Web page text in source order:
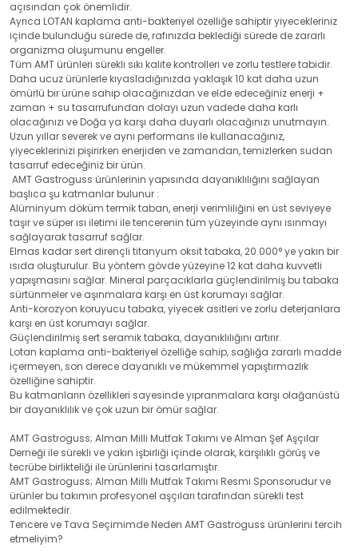
açısından çok önemlidir.
Ayrıca LOTAN kaplama anti-bakteriyel özelliğe sahiptir yiyecekleriniz
içinde bulunduğu sürede de, rafınızda beklediği sürede de zararlı
organizma oluşumunu engeller.
Tüm AMT ürünleri sürekli sıkı kalite kontrolleri ve zorlu testlere tabidir.
Daha ucuz ürünlerle kıyasladığınızda yaklaşık 10 kat daha uzun
ömürlü bir ürüne sahip olacağınızdan ve elde edeceğiniz enerji +
zaman + su tasarrufundan dolayı uzun vadede daha karlı
olacağınızı ve Doğa ya karşı daha duyarlı olacağınızı unutmayın.
Uzun yıllar severek ve aynı performans ile kullanacağınız,
yiyeceklerinizi pişirirken enerjiden ve zamandan, temizlerken sudan
tasarruf edeceğiniz bir ürün.
AMT Gastroguss ürünlerinin yapısında dayanıklılığını sağlayan
başlıca şu katmanlar bulunur :
Alüminyum döküm termik taban, enerji verimliliğini en üst seviyeye
taşır ve süper ısı iletimi ile tencerenin tüm yüzeyinde aynı ısınmayı
sağlayarak tasarruf sağlar.
Elmas kadar sert dirençli titanyum oksit tabaka, 20.000° ye yakın bir
ısıda oluşturulur. Bu yöntem gövde yüzeyine 12 kat daha kuvvetli
yapışmasını sağlar. Mineral parçacıklarla güçlendirilmiş bu tabaka
sürtünmeler ve aşınmalara karşı en üst korumayı sağlar.
Anti-korozyon koruyucu tabaka, yiyecek asitleri ve zorlu deterjanlara
karşı en üst korumayı sağlar.
Güçlendirilmiş sert seramik tabaka, dayanıklılığını artırır.
Lotan kaplama anti-bakteriyel özelliğe sahip, sağlığa zararlı madde
içermeyen, son derece dayanıklı ve mükemmel yapıştırmazlık
özelliğine sahiptir.
Bu katmanların özellikleri sayesinde yıpranmalara karşı olağanüstü
bir dayanıklılık ve çok uzun bir ömür sağlar.
AMT Gastroguss; Alman Milli Mutfak Takımı ve Alman Şef Aşçılar
Derneği ile sürekli ve yakın işbirliği içinde olarak, karşılıklı görüş ve
tecrübe birlikteliği ile ürünlerini tasarlamıştır.
AMT Gastroguss; Alman Milli Mutfak Takımı Resmi Sponsorudur ve
ürünler bu takımın profesyonel aşçıları tarafından sürekli test
edilmektedir.
Tencere ve Tava Seçimimde Neden AMT Gastroguss ürünlerini tercih
etmeliyim?